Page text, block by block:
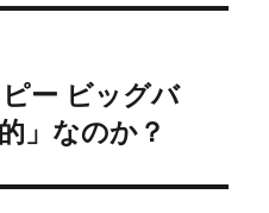
ー ビッグバ
」なのか？